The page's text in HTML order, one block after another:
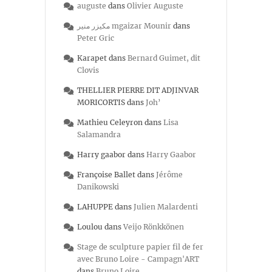
auguste dans Olivier Auguste
مكيزر منير mgaizar Mounir dans
Peter Gric
Karapet dans Bernard Guimet, dit
Clovis
THELLIER PIERRE DIT ADJINVAR
MORICORTIS dans Joh’
Mathieu Celeyron dans Lisa
Salamandra
Harry gaabor dans Harry Gaabor
Françoise Ballet dans Jérôme
Danikowski
LAHUPPE dans Julien Malardenti
Loulou dans Veijo Rönkkönen
Stage de sculpture papier fil de fer
avec Bruno Loire - Campagn'ART